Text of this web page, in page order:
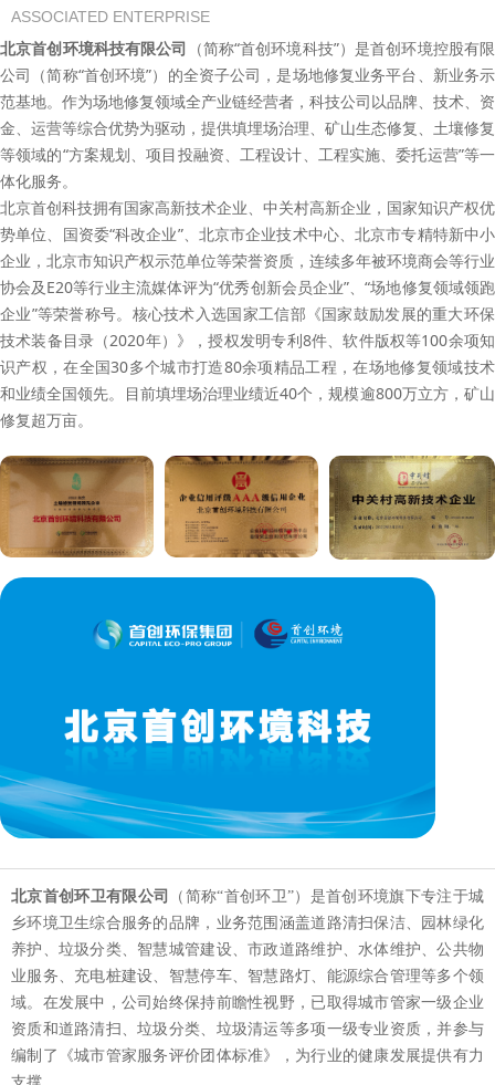
北京首创环境科技有限公司 （简称“首创环境科技”）是首创环境控股有限
公司（简称“首创环境”）的全资子公司，是场地修复业务平台、新业务示
范基地。作为场地修复领域全产业链经营者，科技公司以品牌、技术、资
金、运营等综合优势为驱动，提供填埋场治理、矿山生态修复、土壤修复
等领域的“方案规划、项目投融资、工程设计、工程实施、委托运营”等一
体化服务。
北京首创科技拥有国家高新技术企业、中关村高新企业，国家知识产权优
势单位、国资委“科改企业”、北京市企业技术中心、北京市专精特新中小
企业，北京市知识产权示范单位等荣誉资质，连续多年被环境商会等行业
协会及E20等行业主流媒体评为“优秀创新会员企业”、“场地修复领域领跑
企业”等荣誉称号。核心技术入选国家工信部《国家鼓励发展的重大环保
技术装备目录（2020年）》，授权发明专利8件、软件版权等100余项知
识产权，在全国30多个城市打造80余项精品工程，在场地修复领域技术
和业绩全国领先。目前填埋场治理业绩近40个，规模逾800万立方，矿山
修复超万亩。
ASSOCIATED ENTERPRISE
北京首创环卫有限公司
（简称“首创环卫”）是首创环境旗下专注于城
乡环境卫生综合服务的品牌，业务范围涵盖道路清扫保洁、园林绿化
养护、垃圾分类、智慧城管建设、市政道路维护、水体维护、公共物
业服务、充电桩建设、智慧停车、智慧路灯、能源综合管理等多个领
域。在发展中，公司始终保持前瞻性视野，已取得城市管家一级企业
资质和道路清扫、垃圾分类、垃圾清运等多项一级专业资质，并参与
编制了《城市管家服务评价团体标准》，为行业的健康发展提供有力